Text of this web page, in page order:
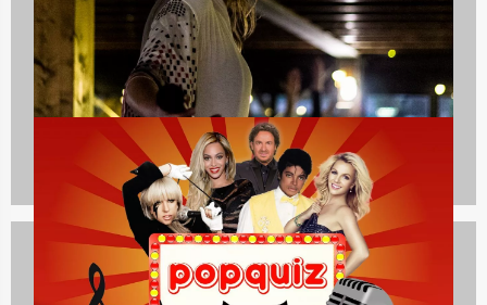
Culinaire uitjes
1237 uitjes